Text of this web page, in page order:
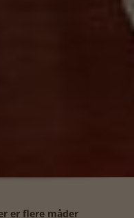
er flere måder